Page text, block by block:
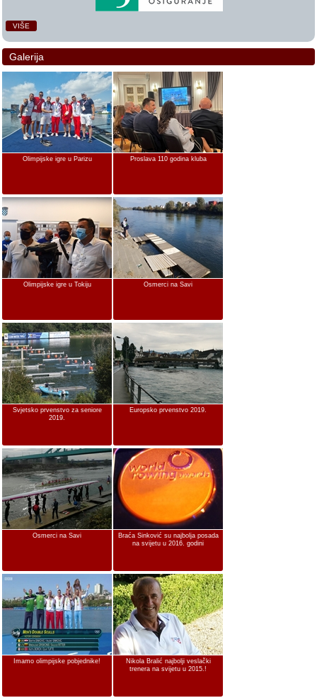
VIŠE
Galerija
Olimpijske igre u Parizu Proslava 110 godina kluba
Olimpijske igre u Tokiju Osmerci na Savi
Svjetsko prvenstvo za seniore
2019.
Europsko prvenstvo 2019.
Osmerci na Savi
Braća Sinković su najbolja posada
na svijetu u 2016. godini
Imamo olimpijske pobjednike!
Nikola Bralić najbolji veslački
trenera na svijetu u 2015.!